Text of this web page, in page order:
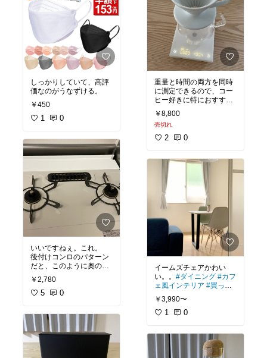
しっかりしていて、高評
価なのがうなずける。
￥450
1 0
いいですねぇ。これ。
後付けコンロのパターン
だと、このように奥の隙
間が空いてしまうキッチ
ンが多いと思います。
しかし、このアイテムで
隙間を埋めることがで
き、おしゃれになり、か
つ上に物がおけるという
￥2,780
5 0
重量と時間の両方を同時
に測定できるので、コー
ヒー好きに特におすす
め。
そしてホワイトのおしゃ
れなスケールを探してい
#スケール
#timemore
￥8,800
売切れ
2 0
イームズチェアかわい
い。。 #ダイニング #カフ
ェ風インテリア #買って
よかった
￥3,990〜
1 0